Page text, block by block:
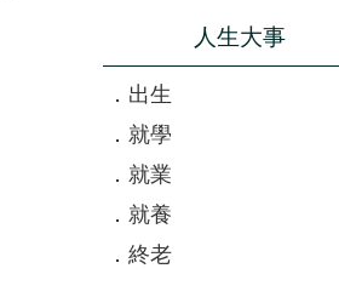
人生大事
出生
就學
就業
就養
終老